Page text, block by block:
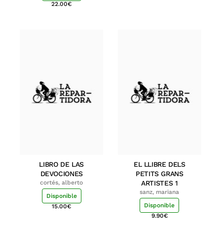
22.00€
LIBRO DE LAS
DEVOCIONES
cortés, alberto
Disponible
15.00€
EL LLIBRE DELS
PETITS GRANS
ARTISTES 1
sanz, mariana
Disponible
9.90€